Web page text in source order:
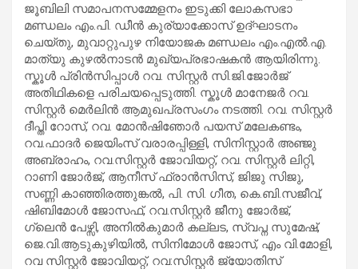
ജൂബിലി സമാപനസമ്മേളനം ഇടുക്കി ലോകസഭാ
മണ്ഡലം എം.പി. ഡീൻ കുര്യാക്കോസ് ഉദ്ഘാടനം
ചെയ്തു, മുവാറ്റുപുഴ നിയോജക മണ്ഡലം എം.എൽ.എ.
മാത്യു കുഴൽനാടൻ മുഖ്യപ്രഭാഷകൻ ആയിരിന്നു.
സ്കൂൾ പ്രിൻസിപ്പാൾ റവ. സിസ്റ്റർ സി.ജി.ജോർജ്
അതിഥികളെ പരിചയപ്പെടുത്തി. സ്കൂൾ മാനേജർ റവ.
സിസ്റ്റർ മെർലിൻ ആമുഖപ്രസംഗം നടത്തി. റവ. സിസ്റ്റർ
ദീപ്തി റോസ്, റവ. മോൻഷിഞോർ പയസ് മലേകണ്ടം,
റവ.ഫാദർ ജെയിംസ് വരാരപ്പിള്ളി, സിനിസ്റ്റാർ അഞ്ജു
അബ്രാഹം, റവ.സിസ്റ്റർ ജോവിയറ്റ്, റവ. സിസ്റ്റർ ലിറ്റി,
റാണി ജോർജ്, ആനീസ് ഫ്രാൻസിസ്, ജിജു സിജു,
സണ്ണി കാഞ്ഞിരത്തുങ്കൽ, പി. സി. ഗീത, കെ.ബി.സജീവ്,
ഷിബിമോൾ ജോസഫ്, റവ.സിസ്റ്റർ ജീനു ജോർജ്,
ഗ്ലെൻ പേഴ്സി, അനിൽകുമാർ കല്ലട, സ്വപ്ന സുമേഷ്,
ജെ.വി.ആടുകുഴിയിൽ, സിനിമോൾ ജോസ്, എം വി.മോളി,
റവ സിസ്റ്റർ ജോവിയറ്റ്, റവ:സിസ്റ്റർ ജ്യോതിസ്